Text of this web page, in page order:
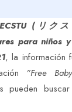
(リク
para niños
, la información
”Free
pueden